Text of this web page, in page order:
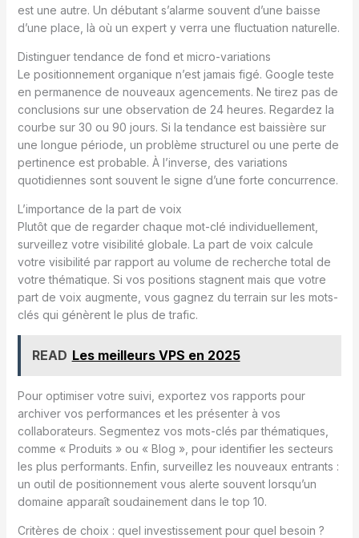
est une autre. Un débutant s’alarme souvent d’une baisse
d’une place, là où un expert y verra une fluctuation naturelle.
Distinguer tendance de fond et micro-variations
Le positionnement organique n’est jamais figé. Google teste
en permanence de nouveaux agencements. Ne tirez pas de
conclusions sur une observation de 24 heures. Regardez la
courbe sur 30 ou 90 jours. Si la tendance est baissière sur
une longue période, un problème structurel ou une perte de
pertinence est probable. À l’inverse, des variations
quotidiennes sont souvent le signe d’une forte concurrence.
L’importance de la part de voix
Plutôt que de regarder chaque mot-clé individuellement,
surveillez votre visibilité globale. La part de voix calcule
votre visibilité par rapport au volume de recherche total de
votre thématique. Si vos positions stagnent mais que votre
part de voix augmente, vous gagnez du terrain sur les mots-
clés qui génèrent le plus de trafic.
READ Les meilleurs VPS en 2025
Pour optimiser votre suivi, exportez vos rapports pour
archiver vos performances et les présenter à vos
collaborateurs. Segmentez vos mots-clés par thématiques,
comme « Produits » ou « Blog », pour identifier les secteurs
les plus performants. Enfin, surveillez les nouveaux entrants :
un outil de positionnement vous alerte souvent lorsqu’un
domaine apparaît soudainement dans le top 10.
Critères de choix : quel investissement pour quel besoin ?